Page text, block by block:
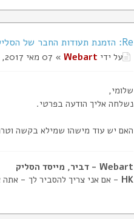
Re: הזמנת תעודות החבר של הסליק
על ידי Webart » 07 מאי 2017, 18:23
שלומי,
נשלחה אליך הודעה בפרטי.
האם יש עוד מישהו שמילא בקשה
Webart - דביר, מייסד הסליק
HK - אם אני צריך להסביר לך -